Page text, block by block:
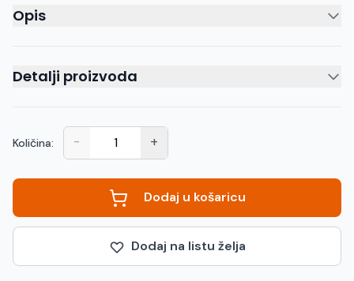
Opis
Detalji proizvoda
Količina: - +
Dodaj u košaricu
Dodaj na listu želja